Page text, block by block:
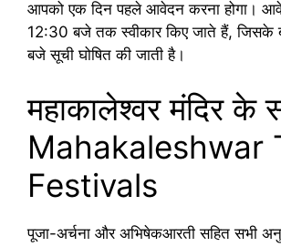
आपको एक दिन पहले आवेदन करना होगा।
12:30 बजे तक स्वीकार किए जाते हैं, जिसके
बजे सूची घोषित की जाती है।
महाकालेश्वर मंदिर के
Mahakaleshwar
Festivals
पूजा-अर्चना और अभिषेकआरती सहित सभी